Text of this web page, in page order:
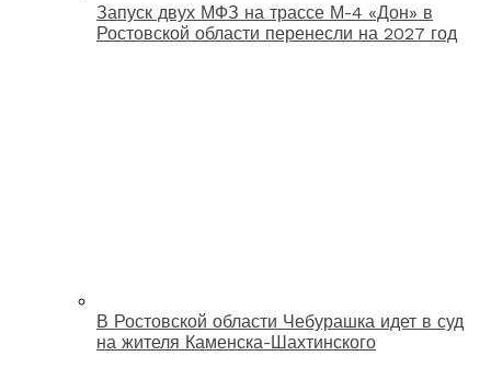
Запуск двух МФЗ на трассе М-4 «Дон» в
Ростовской области перенесли на 2027 год
В Ростовской области Чебурашка идет в суд
на жителя Каменска-Шахтинского